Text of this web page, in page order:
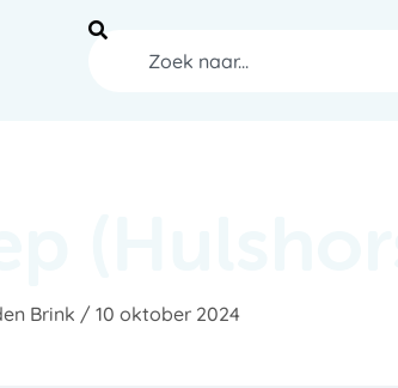
Zoeken
Brink / 10 oktober 2024